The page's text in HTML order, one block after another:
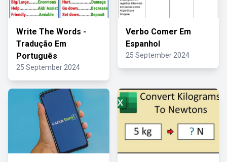
Write The Words -
Tradução Em
Português
25 September 2024
Verbo Comer Em
Espanhol
25 September 2024